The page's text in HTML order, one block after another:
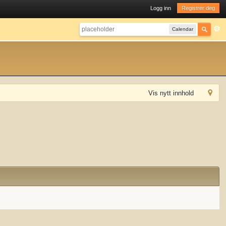
Logg inn Registrer deg
Calendar
Vis nytt innhold